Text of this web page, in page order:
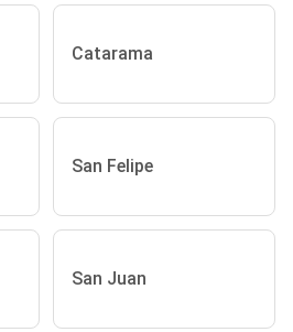
Catarama
San Felipe
San Juan